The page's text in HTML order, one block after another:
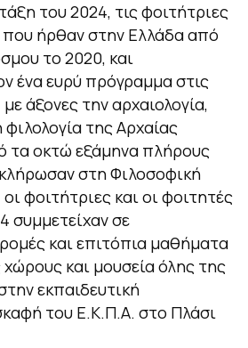
του 2024, τις φοιτήτριες
που ήρθαν στην Ελλάδα από
το 2020, και
ένα ευρύ πρόγραμμα στις
άξονες την αρχαιολογία,
φιλολογία της Αρχαίας
τα οκτώ εξάμηνα πλήρους
στη Φιλοσοφική
φοιτήτριες και οι φοιτητές
συμμετείχαν σε
και επιτόπια μαθήματα
χώρους και μουσεία όλης της
εκπαιδευτική
του Ε.Κ.Π.Α. στο Πλάσι